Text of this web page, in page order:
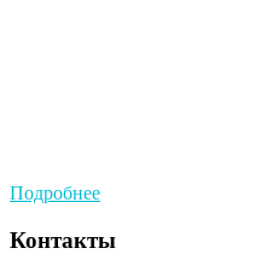
Подробнее
Контакты